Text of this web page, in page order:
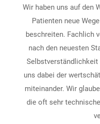
Wir haben uns auf den
Patienten neue
beschreiten. Fachlich
nach den neuesten
uns dabei der
miteinander. Wir
die oft sehr